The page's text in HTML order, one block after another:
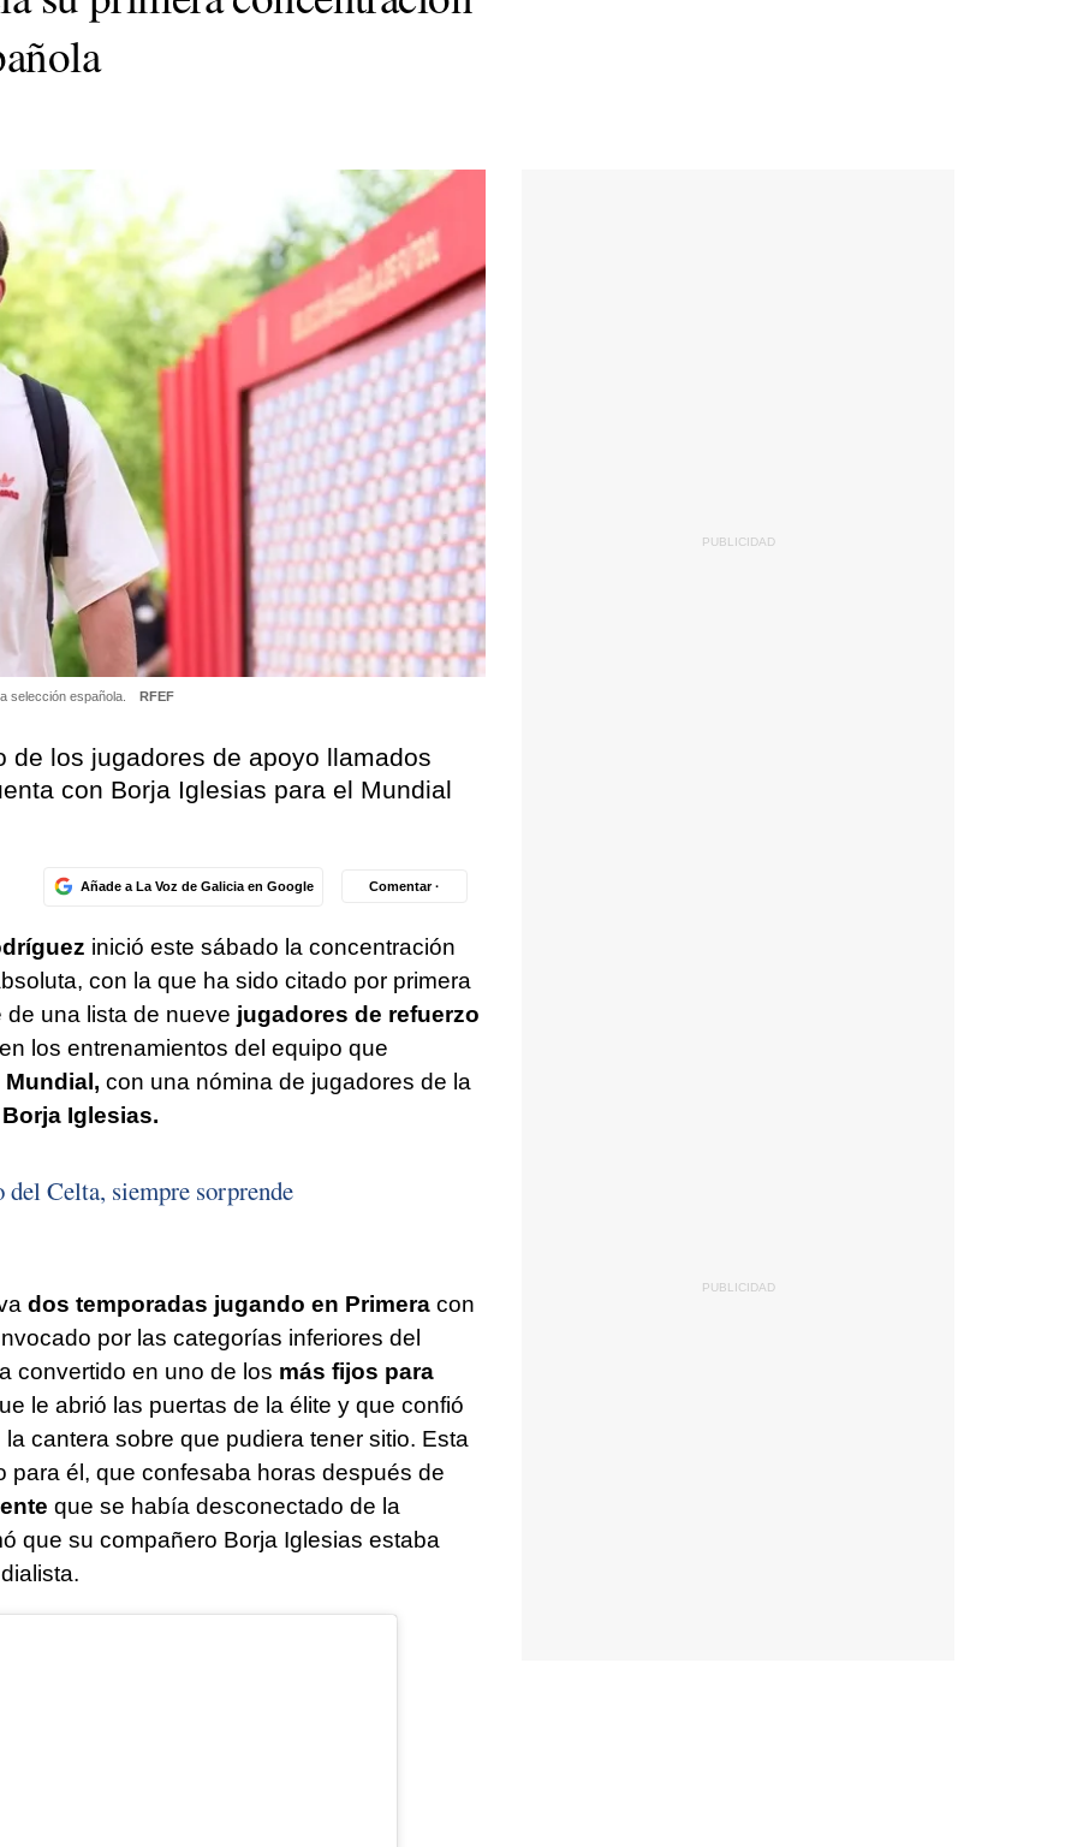
selección española. RFEF
de los jugadores de apoyo llamados
con Borja Iglesias para el Mundial
Añade a La Voz de Galicia en Google Comentar ·
inició este sábado la concentración
con la que ha sido citado por primera
una lista de nueve jugadores de refuerzo
los entrenamientos del equipo que
con una nómina de jugadores de la
Borja Iglesias.
Celta, siempre sorprende
dos temporadas jugando en Primeracon
por las categorías inferiores del
convertido en uno de los más fijos para
le abrió las puertas de la élite y que confió
cantera sobre que pudiera tener sitio. Esta
para él, que confesaba horas después de
que se había desconectado de la
que su compañero Borja Iglesias estaba